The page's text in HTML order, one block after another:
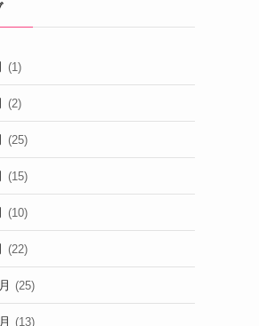
(1)
(2)
(25)
(15)
(10)
(22)
(25)
(13)